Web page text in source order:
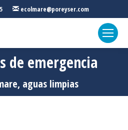
ecolmare@poreyser.com
de emergencia
aguas limpias
aquí: